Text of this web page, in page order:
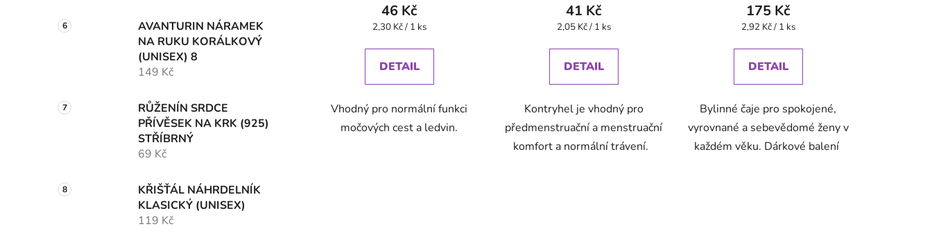
AVANTURIN NÁRAMEK
NA RUKU KORÁLKOVÝ
(UNISEX) 8
149 Kč
RŮŽENÍN SRDCE
PŘÍVĚSEK NA KRK (925)
STŘÍBRNÝ
69 Kč
KŘIŠŤÁL NÁHRDELNÍK
KLASICKÝ (UNISEX)
119 Kč
46 Kč
Měrná
2,30 Kč / 1 ks
DETAIL
Vhodný pro normální funkci
močových cest a ledvin.
41 Kč
Měrná
2,05 Kč / 1 ks
DETAIL
Kontryhel je vhodný pro
předmenstruační a menstruační
komfort a normální trávení.
175 Kč
Měrná
2,92 Kč / 1 ks
DETAIL
Bylinné čaje pro spokojené,
vyrovnané a sebevědomé ženy v
každém věku. Dárkové balení